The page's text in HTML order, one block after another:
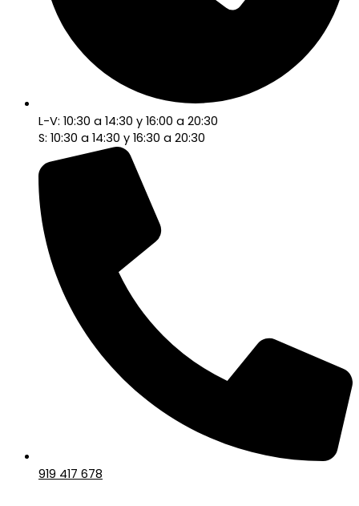
L-V: 10:30 a 14:30 y 16:00 a 20:30
S: 10:30 a 14:30 y 16:30 a 20:30
919 417 678